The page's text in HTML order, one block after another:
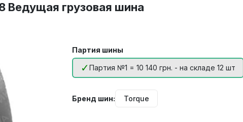
Ведущая грузовая шина
Партия шины
Партия №1 = 10 140 грн. - на складе 12 шт
Бренд шин: Torque